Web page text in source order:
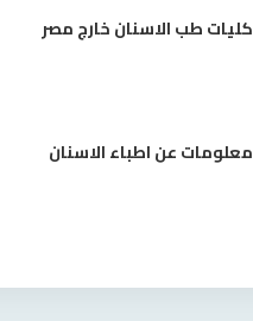
كليات طب الاسنان خارج مصر
معلومات عن اطباء الاسنان